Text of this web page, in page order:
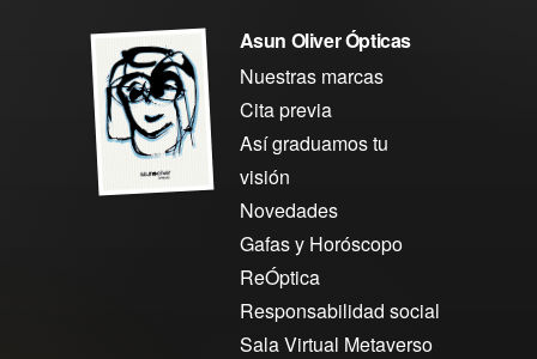
Asun Oliver Ópticas
Nuestras marcas
Cita previa
Así graduamos tu
visión
Novedades
Gafas y Horóscopo
ReÓptica
Responsabilidad social
Sala Virtual Metaverso